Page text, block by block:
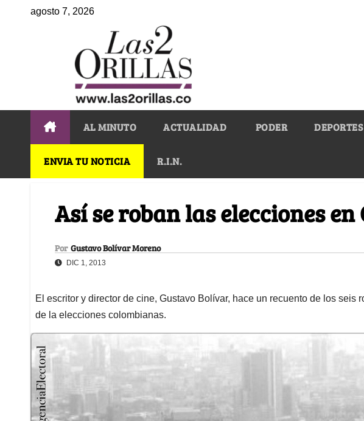
agosto 7, 2026
AL MINUTO ACTUALIDAD PODER DEPORTES
ENVIA TU NOTICIA R.I.N.
Así se roban las elecciones
Por Gustavo Bolívar Moreno
DIC 1, 2013
El escritor y director de cine, Gustavo Bolívar, hace un recuento de los seis
de la elecciones colombianas.